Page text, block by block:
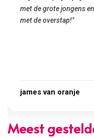
met de grote jongens
met de overstap!"
james van oranje
Meest